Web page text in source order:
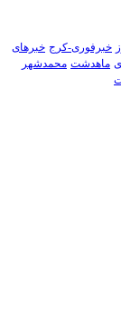
خبرفوری-کرج خبرهای
ماهدشت محمدشهر